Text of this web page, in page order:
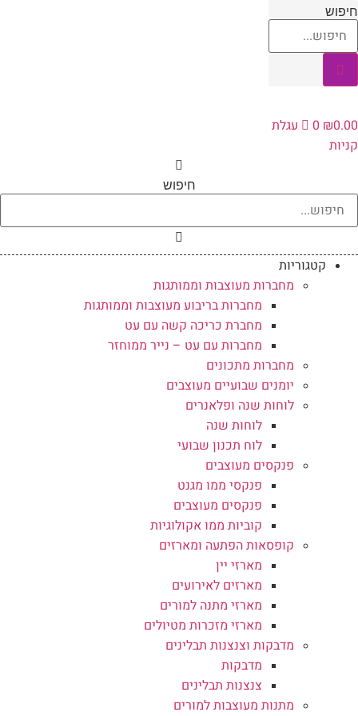
דלג
לתוכן
חיפוש
₪0.00
0
עגלת
קניות
חיפוש
קטגוריות
מחברות מעוצבות וממותגות
מחברות בריבוע מעוצבות וממותגות
מחברת כריכה קשה עם עט
מחברות עם עט – נייר ממוחזר
מחברות מתכונים
יומנים שבועיים מעוצבים
לוחות שנה ופלאנרים
לוחות שנה
לוח תכנון שבועי
פנקסים מעוצבים
פנקסי ממו מגנט
פנקסים מעוצבים
קוביות ממו אקולוגיות
קופסאות הפתעה ומארזים
מארזי יין
מארזים לאירועים
מארזי מתנה למורים
מארזי מזכרות מטיולים
מדבקות וצנצנות תבלינים
מדבקות
צנצנות תבלינים
מתנות מעוצבות למורים